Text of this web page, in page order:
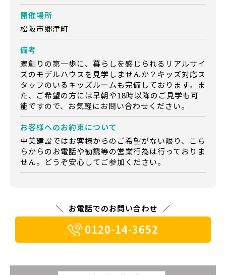
開催場所
松阪市郷津町
備考
家創りの第一歩に、暮らしを感じられるリアルサイ
ズのモデルハウスを見学しませんか？キッズ対応ス
タッフのいるキッズルームも完備しております。ま
た、ご希望の方には早朝や18時以降のご見学も可
能ですので、お気軽にお問い合わせください。
お客様へのお約束について
中美建設ではお客様からのご希望がない限り、こち
らからのお電話や勧誘等の営業行為は行っておりま
せん。どうぞ安心してご参加ください。
お電話でのお問い合わせ
0120-14-3652